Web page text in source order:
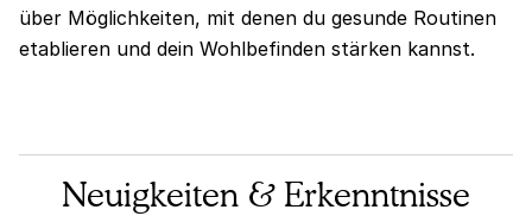
über Möglichkeiten, mit denen du gesunde Routinen
etablieren und dein Wohlbefinden stärken kannst.
Neuigkeiten & Erkenntnisse